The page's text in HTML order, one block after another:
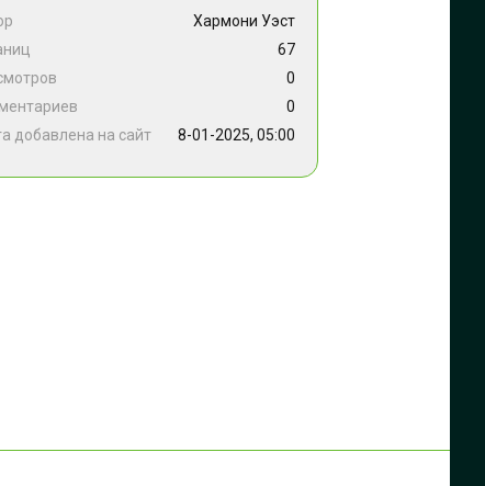
Хармони Уэст
67
0
0
добавлена на сайт
8-01-2025, 05:00